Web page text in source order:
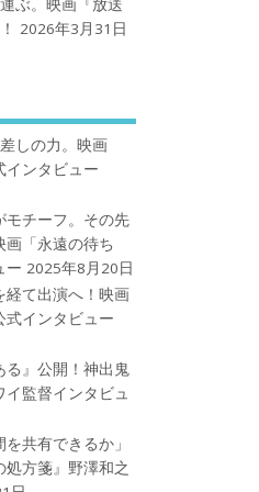
ぶ。映画『放送
2026年3月31日
しの力。映画
インタビュー
モチーフ。その先
「永遠の待ち
ー 2025年8月20日
経て出演へ！映画
式インタビュー
る』公開！神出鬼
監督インタビュ
共有できるか」
方箋』野澤和之